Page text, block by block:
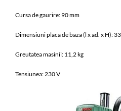
Cursa de gaurire: 90 mm
Dimensiuni placa de baza (l x ad. x H):
Greutatea masinii: 11,2 kg
Tensiunea: 230 V